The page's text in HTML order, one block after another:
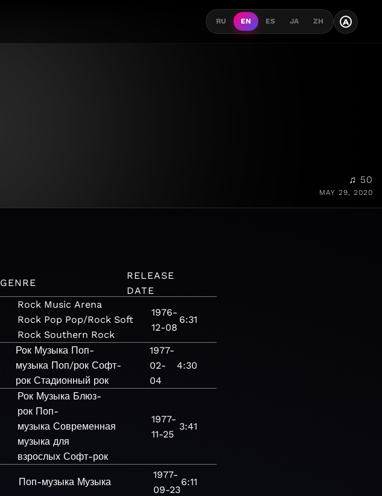
RU EN ES JA ZH A
♫ 50
MAY 29, 2020
GENRE
RELEASE
DATE
Rock Music Arena
Rock Pop Pop/Rock Soft
Rock Southern Rock
1976-
12-08
6:31
Рок Музыка Поп-
музыка Поп/рок Софт-
рок Стадионный рок
1977-
02-
04
4:30
Рок Музыка Блюз-
рок Поп-
музыка Современная
музыка для
взрослых Софт-рок
1977-
11-25
3:41
Поп-музыка Музыка
1977-
09-23
6:11